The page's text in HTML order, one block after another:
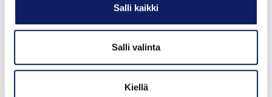
Salli kaikki
Salli valinta
Kiellä